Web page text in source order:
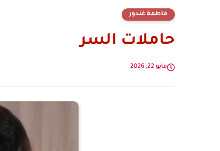
فاطمة غندور
حاملات السر
مايو 22, 2026